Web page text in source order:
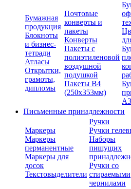
Бумажная
продукция
Блокноты
и бизнес-
тетради
Атласы
Открытки,
грамоты,
дипломы
Почтовые
конверты и
пакеты
Конверты
Пакеты с
полиэтиленовой
воздушной
подушкой
Пакеты В4
(250х353мм)
А3
Письменные принадлежности
Маркеры
Маркеры
перманентные
Маркеры для
досок
Текстовыделители
Ручки
Ручки
Наборы
пишущих
Ручки со
стираемыми
чернилами